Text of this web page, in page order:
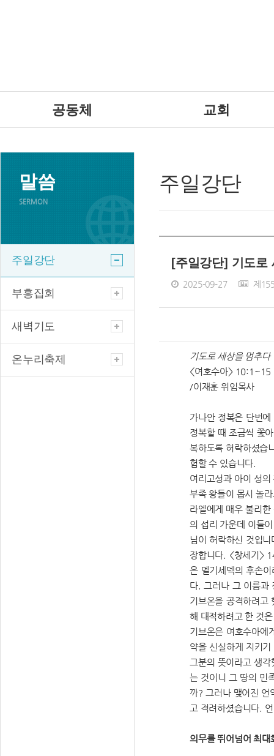
공동체 교회
말씀
SERMON
주일강단
부흥집회
새벽기도
온누리축제
주일강단
[주일강단] 기도
2025-09-27 제
기도로 세상을 멈추다
<여호수아> 10:1~15
/이재훈 위임목사
가나안 정복은 단번
정복할 때 조금씩 쫓
복하도록 허락하셨습
험할 수 있습니다.
여리고성과 아이 성
부족 왕들이 몹시 놀
라엘에게 매우 불리
의 섭리 가운데 이들
님이 허락하신 것입
장합니다. <창세기>
은 멜기세덱의 후손이
다. 그러나 그 이름과
기브온을 공격하려고
해 대적하려고 한 것
기브온은 여호수아에
약을 신실하게 지키
그분의 뜻이라고 생
는 것이니 그 땅의 민
까? 그러나 맺어진 언
고 격려하셨습니다.
의무를 뛰어넘어 최대